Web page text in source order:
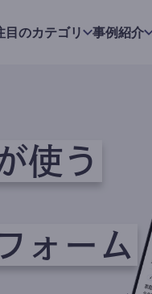
目のカテゴリ 事例紹介
使う
ォーム